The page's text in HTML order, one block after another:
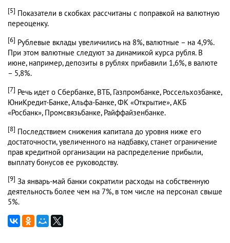
[5] Показатели в скобках рассчитаны с поправкой на валютную
переоценку.
[6] Рублевые вклады увеличились на 8%, валютные – на 4,9%.
При этом валютные следуют за динамикой курса рубля. В
июне, например, депозиты в рублях прибавили 1,6%, в валюте
– 5,8%.
[7] Речь идет о Сбербанке, ВТБ, Газпромбанке, Россельхозбанке,
ЮниКредит-Банке, Альфа-Банке, ФК «Открытие», АКБ
«Росбанк», Промсвязьбанке, Райффайзенбанке.
[8] Последствием снижения капитала до уровня ниже его
достаточности, увеличенного на надбавку, станет ограничение
прав кредитной организации на распределение прибыли,
выплату бонусов ее руководству.
[9] За январь-май банки сократили расходы на собственную
деятельность более чем на 7%, в том числе на персонал свыше
5%.